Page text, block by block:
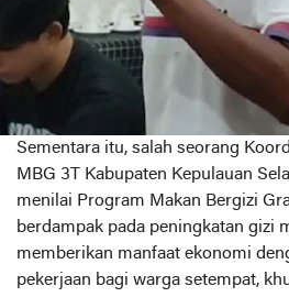
Sementara itu, salah seorang
MBG 3T Kabupaten Kepulauan
menilai Program Makan Bergizi
berdampak pada peningkatan gizi
memberikan manfaat ekonomi
pekerjaan bagi warga setempat,